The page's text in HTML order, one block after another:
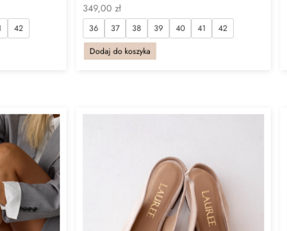
42
349,00zł
36 37 38 39 40 41
42
Dodaj do koszyka